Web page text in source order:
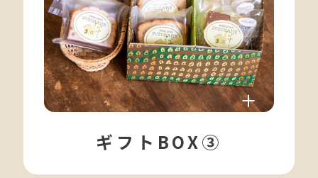
ギフトBOX③